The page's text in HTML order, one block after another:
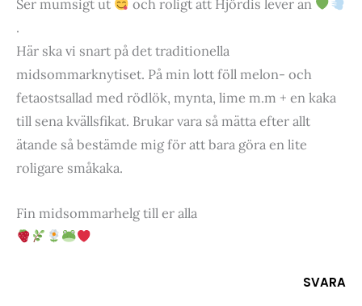
Ser mumsigt ut
och roligt att Hjördis lever än
.
Här ska vi snart på det traditionella
midsommarknytiset. På min lott föll melon- och
fetaostsallad med rödlök, mynta, lime m.m + en kaka
till sena kvällsfikat. Brukar vara så mätta efter allt
ätande så bestämde mig för att bara göra en lite
roligare småkaka.
Fin midsommarhelg till er alla
SVARA